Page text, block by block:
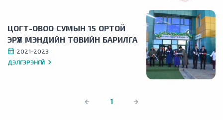
ЦОГТ-ОВОО СУМЫН 15 ОРТОЙ
ЭРҮҮЛ МЭНДИЙН ТӨВИЙН БАРИЛГА
2021-2023
ДЭЛГЭРЭНГҮЙ
1